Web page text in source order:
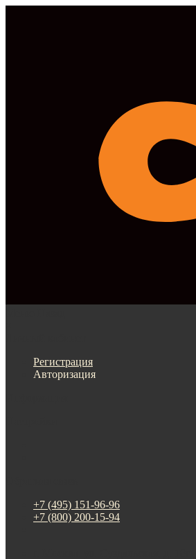
Регистрация
Авторизация
+7 (495) 151-96-96
+7 (800) 200-15-94